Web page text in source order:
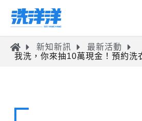
新知新訊
最新活動
我洗，你來抽10萬現金！預約洗